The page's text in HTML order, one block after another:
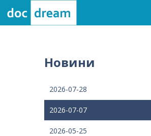
Новини
2026-07-28
2026-07-07
2026-05-25